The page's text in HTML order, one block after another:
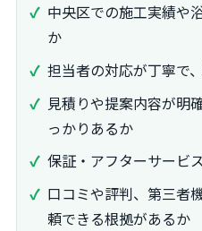
中央区での施工実績や
か
担当者の対応が丁寧で
見積りや提案内容が明
っかりあるか
保証・アフターサービ
口コミや評判、第三者
頼できる根拠があるか